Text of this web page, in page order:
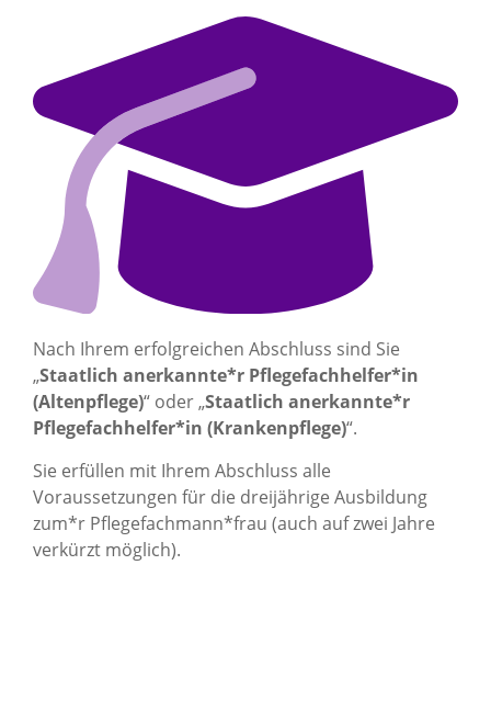
Nach Ihrem erfolgreichen Abschluss sind Sie
„Staatlich anerkannte*r Pflegefachhelfer*in
(Altenpflege)“ oder „Staatlich anerkannte*r
Pflegefachhelfer*in (Krankenpflege)“.
Sie erfüllen mit Ihrem Abschluss alle
Voraussetzungen für die dreijährige Ausbildung
zum*r Pflegefachmann*frau (auch auf zwei Jahre
verkürzt möglich).